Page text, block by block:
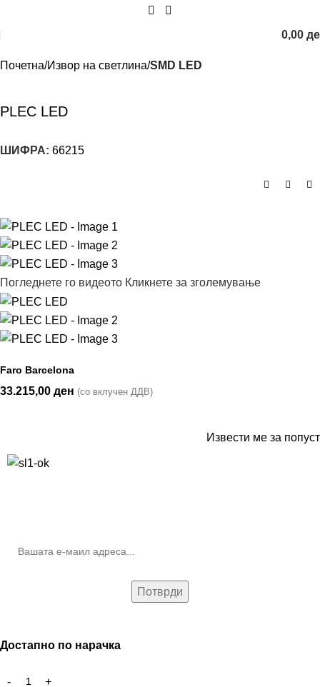
0,00
Почетна Извор на светлина SMD LED
PLEC LED
ШИФРА: 66215
Погледнете го видеото Кликнете за зголемување
Faro Barcelona
33.215,00 ден (со вклучен ДДВ)
Извести ме за попуст
Достапно по нарачка